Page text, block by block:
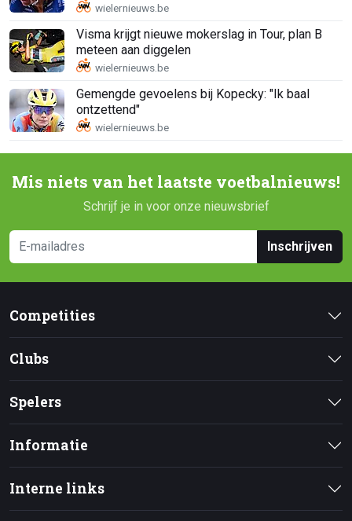
Visma krijgt nieuwe mokerslag in Tour, plan B
meteen aan diggelen
Gemengde gevoelens bij Kopecky: "Ik baal
ontzettend"
Mis niets van het laatste voetbalnieuws!
Schrijf je in voor onze nieuwsbrief
Inschrijven
Competities
Clubs
Spelers
Informatie
Interne links